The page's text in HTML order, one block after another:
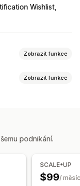
Wishlist
Zobrazit funkce
Propagační akce
Zobrazit funkce
konverzí
podnikání.
SCALE•UP
$99/ měsíc